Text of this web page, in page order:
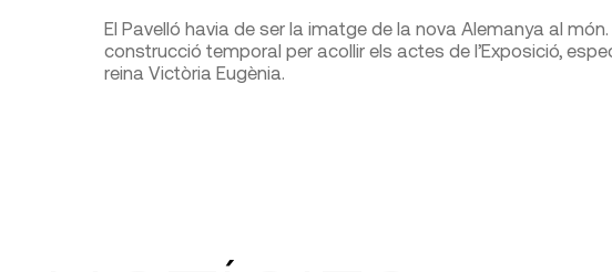
El Pavelló havia de ser la imatge de la nova Alemanya al
construcció temporal per acollir els actes de l’Exposició,
reina Victòria Eugènia.